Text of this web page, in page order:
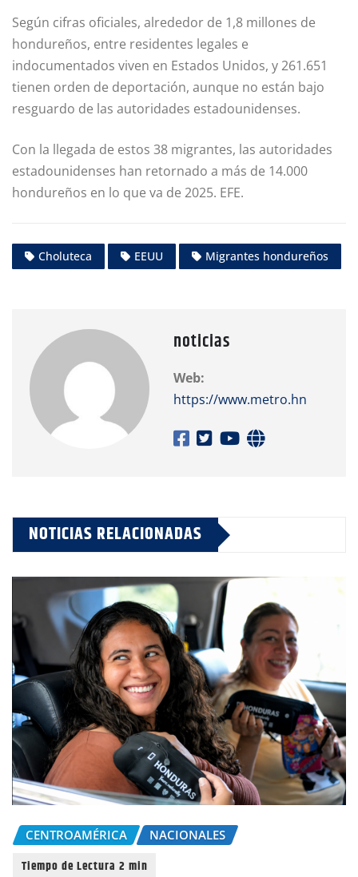
Según cifras oficiales, alrededor de 1,8 millones de
hondureños, entre residentes legales e
indocumentados viven en Estados Unidos, y 261.651
tienen orden de deportación, aunque no están bajo
resguardo de las autoridades estadounidenses.
Con la llegada de estos 38 migrantes, las autoridades
estadounidenses han retornado a más de 14.000
hondureños en lo que va de 2025. EFE.
Choluteca EEUU Migrantes hondureños
noticias
Web:
https://www.metro.hn
NOTICIAS RELACIONADAS
CENTROAMÉRICA NACIONALES